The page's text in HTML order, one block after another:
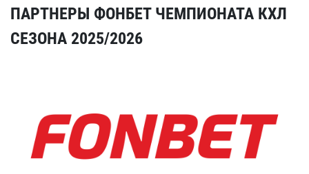
ПАРТНЕРЫ ФОНБЕТ ЧЕМПИОНАТА КХЛ
СЕЗОНА 2025/2026